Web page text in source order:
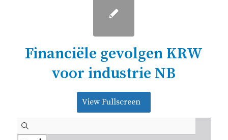
Financiële gevolgen KRW
voor industrie NB
View Fullscreen